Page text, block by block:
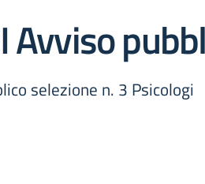
Avviso
selezione n. 3 Psicologi